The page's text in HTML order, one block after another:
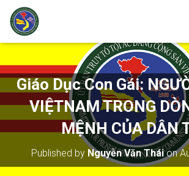
Giáo Dục Con Gái:
VIỆTNAM TRONG
MỆNH CỦA DÂN
Published by Nguyễn Văn Tháion